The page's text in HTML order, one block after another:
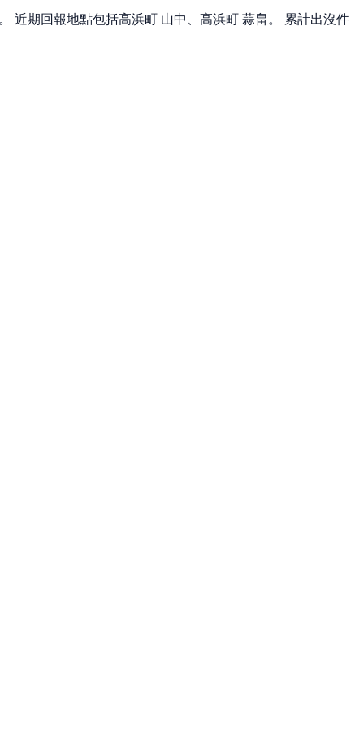
近期回報地點包括高浜町 山中、高浜町 蒜畠。 累計出沒件